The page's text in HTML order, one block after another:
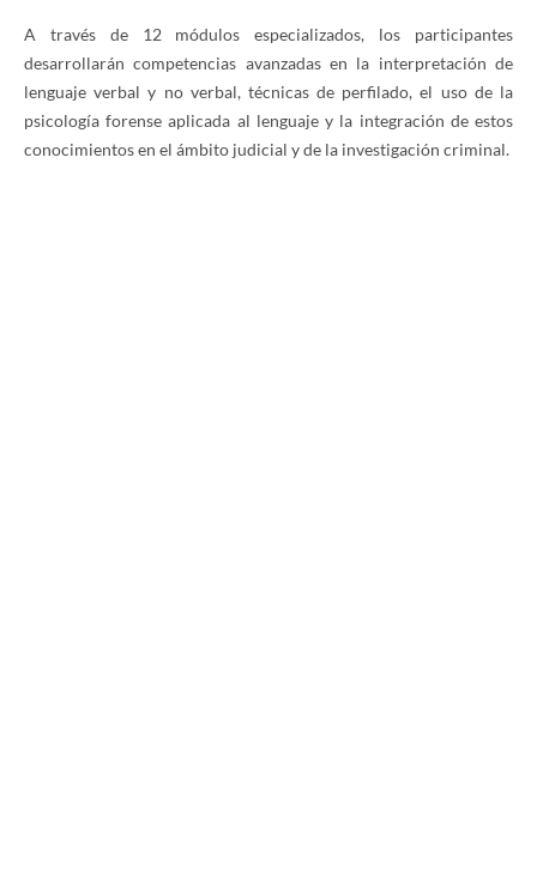
A través de 12 módulos especializados, los participantes
desarrollarán competencias avanzadas en la interpretación de
lenguaje verbal y no verbal, técnicas de perfilado, el uso de la
psicología forense aplicada al lenguaje y la integración de estos
conocimientos en el ámbito judicial y de la investigación criminal.